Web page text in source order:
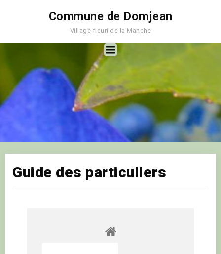
Commune de Domjean
Village fleuri de la Manche
Guide des particuliers